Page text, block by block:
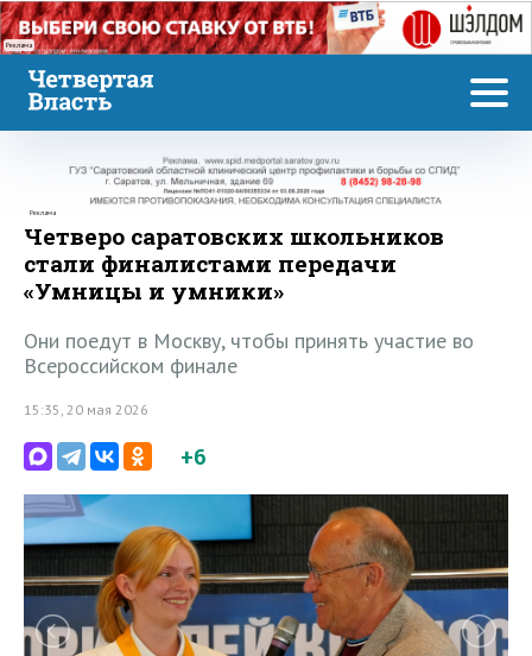
Реклама
Реклама
Четверо саратовских школьников
стали финалистами передачи
«Умницы и умники»
Они поедут в Москву, чтобы принять участие во
Всероссийском финале
15:35, 20 мая 2026
+6